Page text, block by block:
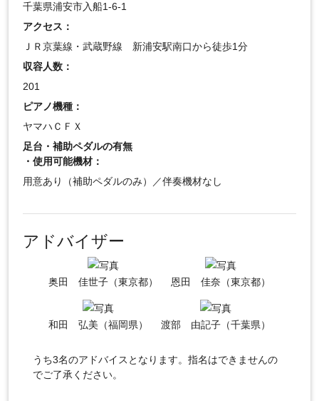
千葉県浦安市入船1-6-1
アクセス：
ＪＲ京葉線・武蔵野線 新浦安駅南口から徒歩1分
収容人数：
201
ピアノ機種：
ヤマハＣＦＸ
足台・補助ペダルの有無
・使用可能機材：
用意あり（補助ペダルのみ）／伴奏機材なし
アドバイザー
奥田 佳世子（東京都） 恩田 佳奈（東京都）
和田 弘美（福岡県） 渡部 由記子（千葉県）
うち3名のアドバイスとなります。指名はできませんの
でご了承ください。